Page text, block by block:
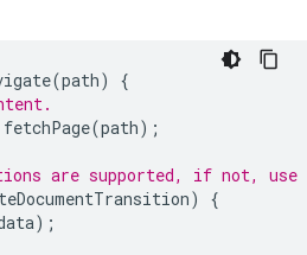
(path)
{
fetchPage(path);
are supported, if not, use
)
{
);